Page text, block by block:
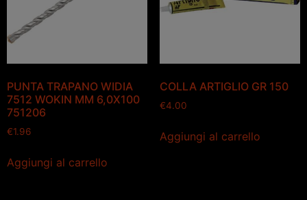
PUNTA TRAPANO WIDIA
7512 WOKIN MM 6,0X100
751206
€1.96
Aggiungi al carrello
COLLA ARTIGLIO GR 150
€4.00
Aggiungi al carrello